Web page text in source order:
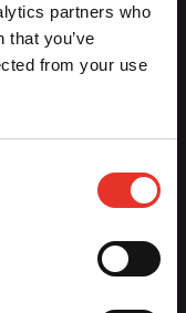
partners who
that you’ve
from your use
BV